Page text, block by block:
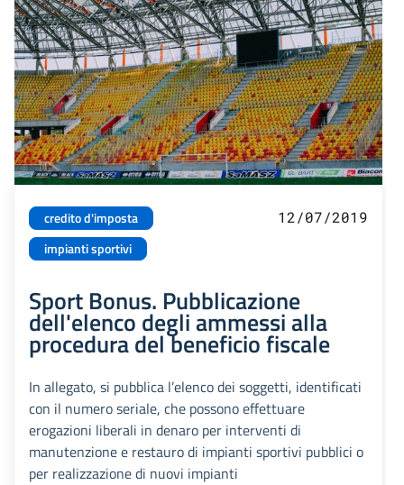
credito d'imposta
impianti sportivi
12/07/2019
Sport Bonus. Pubblicazione
dell'elenco degli ammessi alla
procedura del beneficio fiscale
In allegato, si pubblica l’elenco dei soggetti, identificati
con il numero seriale, che possono effettuare
erogazioni liberali in denaro per interventi di
manutenzione e restauro di impianti sportivi pubblici o
per realizzazione di nuovi impianti